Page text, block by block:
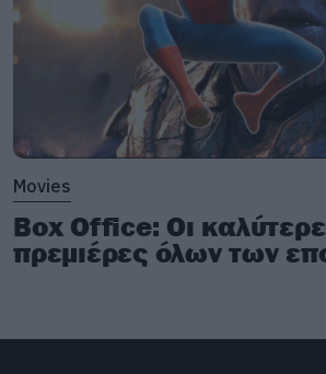
Movies
Box Office: Οι
πρεμιέρες όλων των